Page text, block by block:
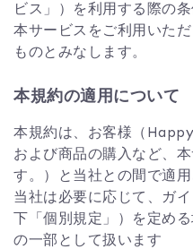
ビス」）を利用する際の
本サービスをご利用いた
ものとみなします。
本規約の適用について
本規約は、お客様（
および商品の購入など、
す。）と当社との間で適用
当社は必要に応じて、ガ
下「個別規定」）を定め
の一部として扱います